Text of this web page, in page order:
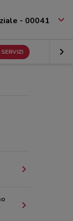
- 00041
SERVIZI